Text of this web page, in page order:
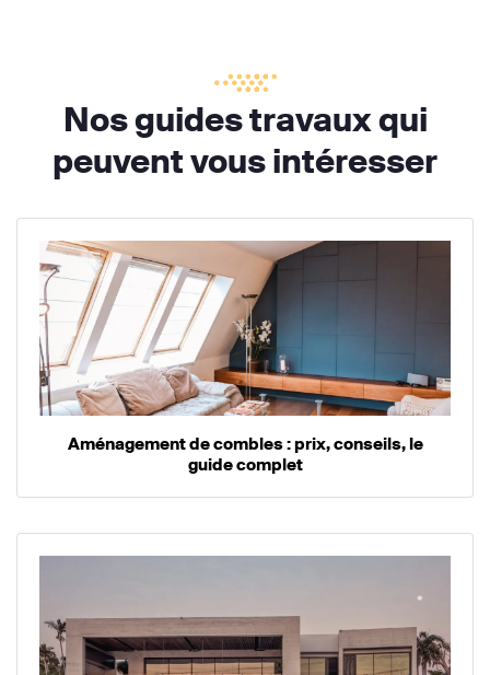
Nos guides travaux qui
peuvent vous intéresser
Aménagement de combles : prix, conseils, le
guide complet